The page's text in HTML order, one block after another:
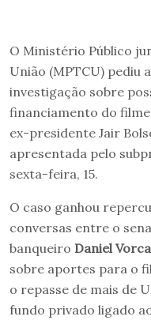
O Ministério Público
União (MPTCU) pediu
investigação sobre
financiamento do filme
ex-presidente Jair
apresentada pelo
sexta-feira, 15.
O caso ganhou
conversas entre o
banqueiro Daniel
sobre aportes para o
o repasse de mais de
fundo privado ligado